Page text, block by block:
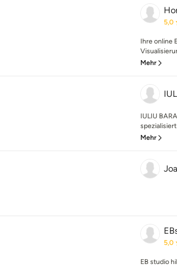
5,0
Ihre online
Mehr
IULIU
Mehr
5,0
EB studio